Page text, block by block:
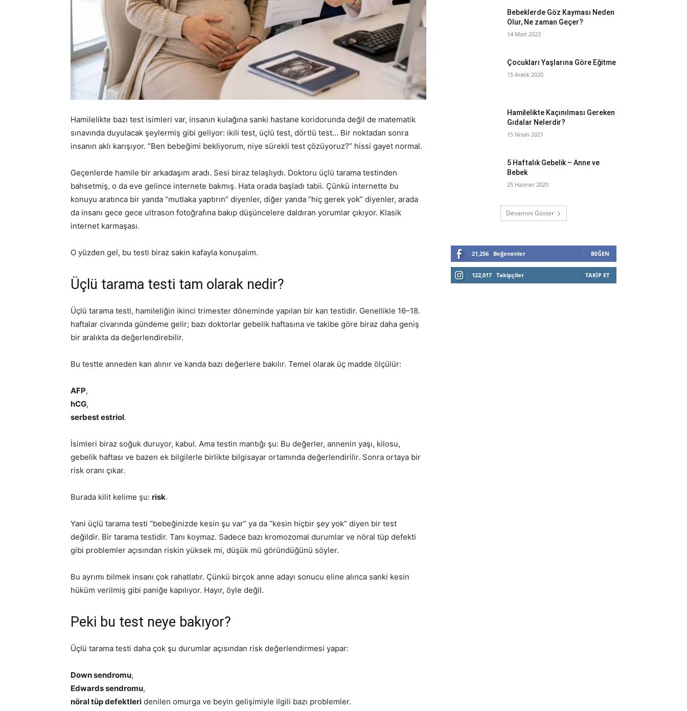
Hamilelikte bazı test isimleri var, insanın kulağına sanki hastane koridorunda değil de matematik
sınavında duyulacak şeylermiş gibi geliyor: ikili test, üçlü test, dörtlü test… Bir noktadan sonra
insanın aklı karışıyor. “Ben bebeğimi bekliyorum, niye sürekli test çözüyoruz?” hissi gayet normal.
Geçenlerde hamile bir arkadaşım aradı. Sesi biraz telaşlıydı. Doktoru üçlü tarama testinden
bahsetmiş, o da eve gelince internete bakmış. Hata orada başladı tabii. Çünkü internette bu
konuyu aratınca bir yanda “mutlaka yaptırın” diyenler, diğer yanda “hiç gerek yok” diyenler, arada
da insanı gece gece ultrason fotoğrafına bakıp düşüncelere daldıran yorumlar çıkıyor. Klasik
internet karmaşası.
O yüzden gel, bu testi biraz sakin kafayla konuşalım.
Üçlü tarama testi tam olarak nedir?
Üçlü tarama testi, hamileliğin ikinci trimester döneminde yapılan bir kan testidir. Genellikle 16–18.
haftalar civarında gündeme gelir; bazı doktorlar gebelik haftasına ve takibe göre biraz daha geniş
bir aralıkta da değerlendirebilir.
Bu testte anneden kan alınır ve kanda bazı değerlere bakılır. Temel olarak üç madde ölçülür:
AFP,
hCG,
serbest estriol.
İsimleri biraz soğuk duruyor, kabul. Ama testin mantığı şu: Bu değerler, annenin yaşı, kilosu,
gebelik haftası ve bazen ek bilgilerle birlikte bilgisayar ortamında değerlendirilir. Sonra ortaya bir
risk oranı çıkar.
Burada kilit kelime şu: risk.
Yani üçlü tarama testi “bebeğinizde kesin şu var” ya da “kesin hiçbir şey yok” diyen bir test
değildir. Bir tarama testidir. Tanı koymaz. Sadece bazı kromozomal durumlar ve nöral tüp defekti
gibi problemler açısından riskin yüksek mi, düşük mü göründüğünü söyler.
Bu ayrımı bilmek insanı çok rahatlatır. Çünkü birçok anne adayı sonucu eline alınca sanki kesin
hüküm verilmiş gibi paniğe kapılıyor. Hayır, öyle değil.
Peki bu test neye bakıyor?
Üçlü tarama testi daha çok şu durumlar açısından risk değerlendirmesi yapar:
Down sendromu,
Edwards sendromu,
nöral tüp defektleri denilen omurga ve beyin gelişimiyle ilgili bazı problemler.
Bebeklerde Göz Kayması Neden
Olur, Ne zaman Geçer?
14 Mart 2023
Çocukları Yaşlarına Göre Eğitme
15 Aralık 2020
Hamilelikte Kaçınılması Gereken
Gıdalar Nelerdir?
15 Nisan 2021
5 Haftalık Gebelik – Anne ve
Bebek
25 Haziran 2020
Devamını Göster
21,256 Beğenenler BEĞEN
122,017 Takipçiler TAKIP ET